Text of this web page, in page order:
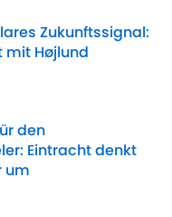
Zukunftssignal:
mit Højlund
Date
den
Eintracht denkt
um